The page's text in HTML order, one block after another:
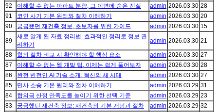
92
이해할 수 없는 아파트 분양, 그 이면에 숨은 진실 admin 2026.03.30 28
91
코인 사기 기본 원리와 절차 이해하기 admin 2026.03.30 20
90
궁금했던 재건축 정보: 초보자를 위한 가이드 admin 2026.03.30 15
89
새로 알게 된 자료 정리법: 효과적인 정리로 정보 관
리하기
admin 2026.03.30 21
88 합의 절차 비교 시 확인해야 할 핵심 요소 admin 2026.03.30 27
87
이해할 수 없는 웹 개발 팁, 이제는 쉽게 풀어보자 admin 2026.03.30 28
86
완전 반전인 AI 기술 소개: 혁신의 새 시대 admin 2026.03.30 27
85
민사 소송 기본 원리와 절차 이해하기 admin 2026.03.29 31
84
합의금 산정 만족도를 높이기 위한 선택 기준 admin 2026.03.29 23
83
궁금했던 재건축 정보: 재건축의 기본 개념과 절차 admin 2026.03.29 32